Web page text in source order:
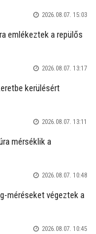
2026.08.07. 15:03
emlékeztek a repülős
2026.08.07. 13:17
kerülésért
2026.08.07. 13:11
mérséklik a
2026.08.07. 10:48
méréseket végeztek a
2026.08.07. 10:45